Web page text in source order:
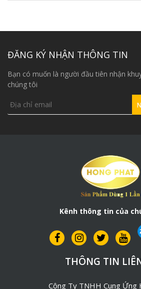
ĐĂNG KÝ NHẬN THÔNG TIN
Bạn có muốn là người đầu tiên nhận
chúng tôi
Kênh thông tin của
THÔNG TIN
Công Ty TNHH Cung Ứng